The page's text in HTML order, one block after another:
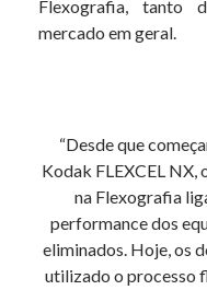
Flexografia, tanto
mercado em geral.
“Desde que
Kodak FLEXCEL NX,
na Flexografia
performance dos
eliminados. Hoje, os
utilizado o processo